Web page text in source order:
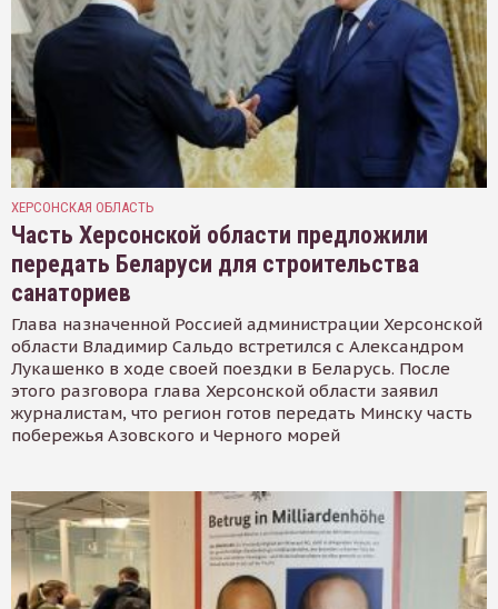
ХЕРСОНСКАЯ ОБЛАСТЬ
Часть Херсонской области предложили
передать Беларуси для строительства
санаториев
Глава назначенной Россией администрации Херсонской
области Владимир Сальдо встретился с Александром
Лукашенко в ходе своей поездки в Беларусь. После
этого разговора глава Херсонской области заявил
журналистам, что регион готов передать Минску часть
побережья Азовского и Черного морей